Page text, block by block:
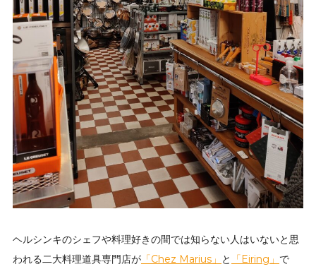
ヘルシンキのシェフや料理好きの間では知らない人はいないと思
われる二大料理道具専門店が 「Chez Marius」 と 「Eiring」 で